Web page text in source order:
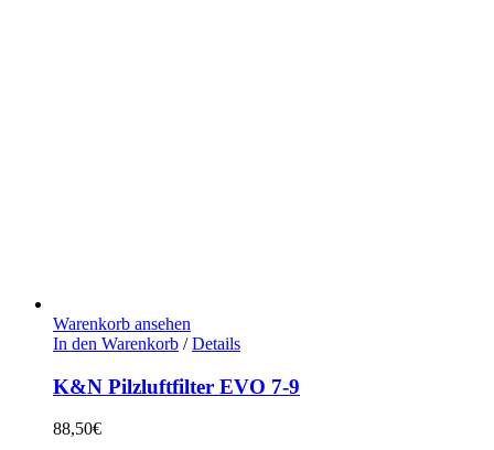
Warenkorb ansehen
In den Warenkorb / Details
K&N Pilzluftfilter EVO 7-9
88,50€